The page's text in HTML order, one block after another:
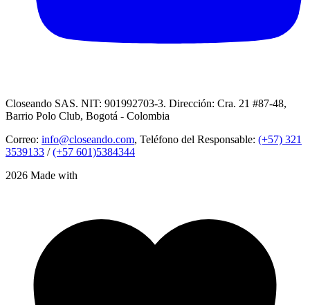
Closeando SAS. NIT: 901992703-3. Dirección: Cra. 21 #87-48,
Barrio Polo Club, Bogotá - Colombia
Correo: info@closeando.com, Teléfono del Responsable: (+57) 321
3539133 /(+57 601)5384344
2026 Made with